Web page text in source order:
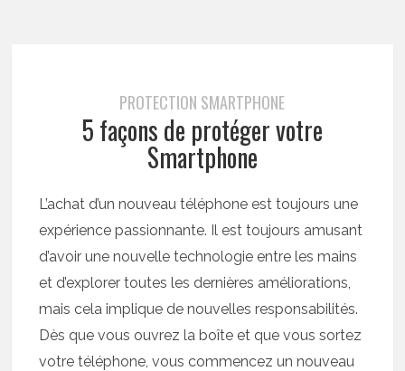
PROTECTION SMARTPHONE
5 façons de protéger votre
Smartphone
L’achat d’un nouveau téléphone est toujours une
expérience passionnante. Il est toujours amusant
d’avoir une nouvelle technologie entre les mains
et d’explorer toutes les dernières améliorations,
mais cela implique de nouvelles responsabilités.
Dès que vous ouvrez la boîte et que vous sortez
votre téléphone, vous commencez un nouveau